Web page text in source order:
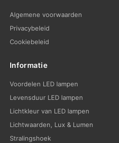
Algemene voorwaarden
Privacybeleid
Cookiebeleid
Informatie
Voordelen LED lampen
Levensduur LED lampen
Lichtkleur van LED lampen
Lichtwaarden, Lux & Lumen
Stralingshoek